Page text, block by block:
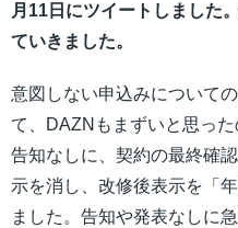
月11日にツイートしました
ていきました。
意図しない申込みについて
て、DAZNもまずいと思っ
告知なしに、契約の最終確
示を消し、改修後表示を「
ました。告知や発表なしに